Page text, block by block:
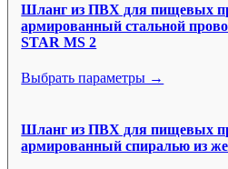
Шланг из ПВХ для пищевых
армированный стальной
STAR MS 2
Выбрать параметры →
Шланг из ПВХ для пищевых
армированный спиралью из